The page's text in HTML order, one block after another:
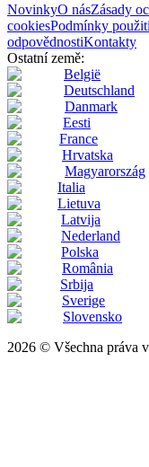
NovinkyO násZásady
cookiesPodmínky
odpovědnostiKontakty
Ostatní země:
België
Deutschland
Danmark
Eesti
France
Hrvatska
Magyarország
Italia
Lietuva
Latvija
Nederland
Polska
România
Srbija
Sverige
Slovensko
2026 © Všechna práva